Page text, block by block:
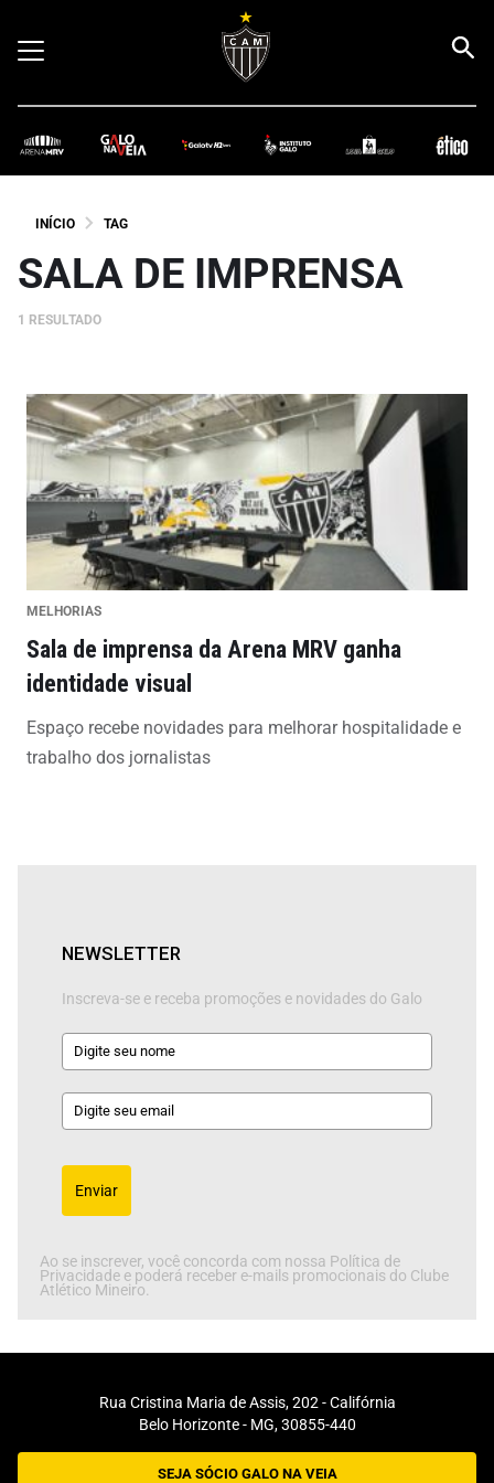
INÍCIO TAG
SALA DE IMPRENSA
1 RESULTADO
MELHORIAS
Sala de imprensa da Arena MRV ganha
identidade visual
Espaço recebe novidades para melhorar hospitalidade e
trabalho dos jornalistas
NEWSLETTER
Inscreva-se e receba promoções e novidades do Galo
Enviar
Ao se inscrever, você concorda com nossa Política de
Privacidade e poderá receber e-mails promocionais do Clube
Atlético Mineiro.
Rua Cristina Maria de Assis, 202 - Califórnia
Belo Horizonte - MG, 30855-440
SEJA SÓCIO GALO NA VEIA